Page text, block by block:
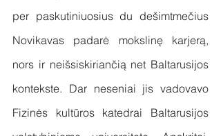
per paskutiniuosius du dešimtmečius
Novikavas padarė mokslinę karjerą,
nors ir neišsiskiriančią net Baltarusijos
kontekste. Dar neseniai jis vadovavo
Fizinės kultūros katedrai Baltarusijos